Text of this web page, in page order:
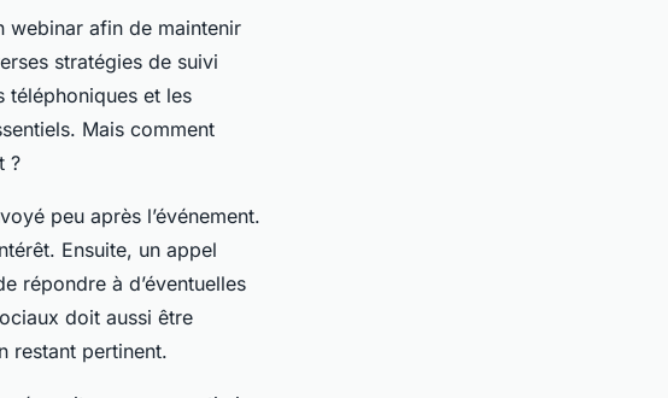
webinar afin de maintenir
stratégies de suivi
téléphoniques et les
Mais comment
?
peu après l’événement.
Ensuite, un appel
répondre à d’éventuelles
doit aussi être
restant pertinent.